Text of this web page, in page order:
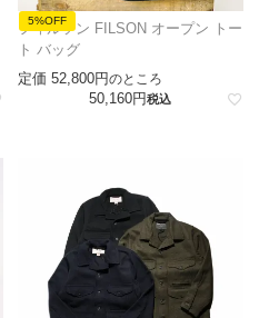
5%OFF
フィルソン FILSON オープン トー
ト バッグ
定価 52,800 のところ
50,160 税込